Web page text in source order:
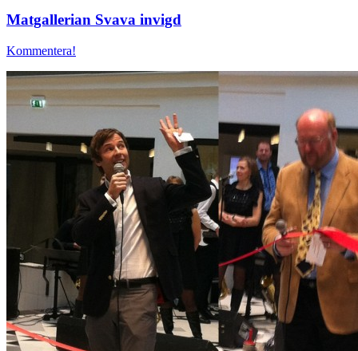
Matgallerian Svava invigd
Kommentera!